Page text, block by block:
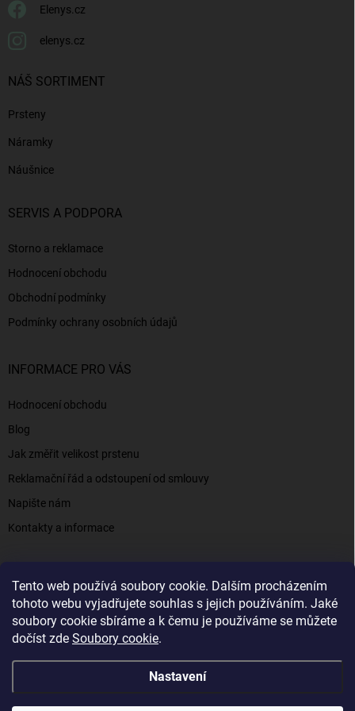
Tento web používá soubory cookie. Dalším procházením
tohoto webu vyjadřujete souhlas s jejich používáním. Jaké
soubory cookie sbíráme a k čemu je používáme se můžete
dočíst zde Soubory cookie.
Nastavení
Elenys.cz
elenys.cz
NÁŠ SORTIMENT
Prsteny
Náramky
Náušnice
SERVIS A PODPORA
Storno a reklamace
Hodnocení obchodu
Obchodní podmínky
Podmínky ochrany osobních údajů
INFORMACE PRO VÁS
Hodnocení obchodu
Blog
Jak změřit velikost prstenu
Reklamační řád a odstoupení od smlouvy
Napište nám
Kontakty a informace
Elenys.cz - šperky, kterým věříte už od roku 2016
Vytvořil Shoptet